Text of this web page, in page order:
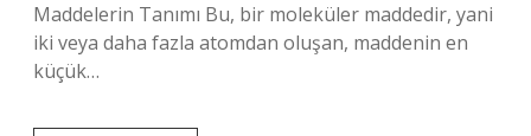
Maddelerin Tanımı Bu, bir moleküler maddedir, yani
iki veya daha fazla atomdan oluşan, maddenin en
küçük…